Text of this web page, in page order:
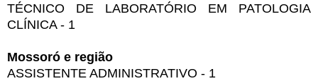
TÉCNICO DE LABORATÓRIO EM PATOLOGIA
CLÍNICA - 1
Mossoró e região
ASSISTENTE ADMINISTRATIVO - 1